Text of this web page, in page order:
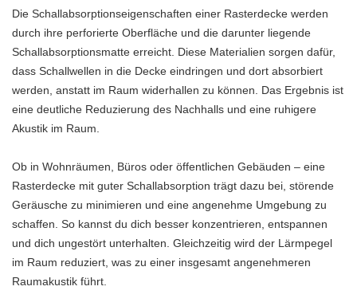
Die Schallabsorptionseigenschaften einer Rasterdecke werden
durch ihre perforierte Oberfläche und die darunter liegende
Schallabsorptionsmatte erreicht. Diese Materialien sorgen dafür,
dass Schallwellen in die Decke eindringen und dort absorbiert
werden, anstatt im Raum widerhallen zu können. Das Ergebnis ist
eine deutliche Reduzierung des Nachhalls und eine ruhigere
Akustik im Raum.
Ob in Wohnräumen, Büros oder öffentlichen Gebäuden – eine
Rasterdecke mit guter Schallabsorption trägt dazu bei, störende
Geräusche zu minimieren und eine angenehme Umgebung zu
schaffen. So kannst du dich besser konzentrieren, entspannen
und dich ungestört unterhalten. Gleichzeitig wird der Lärmpegel
im Raum reduziert, was zu einer insgesamt angenehmeren
Raumakustik führt.